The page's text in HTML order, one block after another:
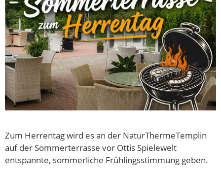
Zum Herrentag wird es an der NaturThermeTemplin
auf der Sommerterrasse vor Ottis Spielewelt
entspannte, sommerliche Frühlingsstimmung geben.